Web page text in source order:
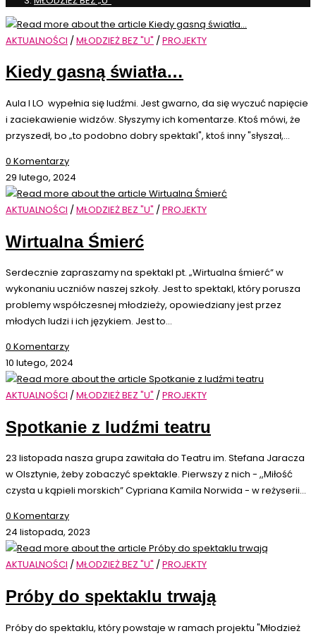
AKTUALNOŚCI /MŁODZIEŻ BEZ "U" /PROJEKTY
Kiedy gasną światła…
Aula I LO wypełnia się ludźmi. Jest gwarno, da się wyczuć napięcie
i zaciekawienie widzów. Słyszymy ich komentarze. Ktoś mówi, że
przyszedł, bo „to podobno dobry spektakl", ktoś inny "słyszał,…
0 Komentarzy
29 lutego, 2024
AKTUALNOŚCI /MŁODZIEŻ BEZ "U" /PROJEKTY
Wirtualna Śmierć
Serdecznie zapraszamy na spektakl pt. „Wirtualna śmierć” w
wykonaniu uczniów naszej szkoły. Jest to spektakl, który porusza
problemy współczesnej młodzieży, opowiedziany jest przez
młodych ludzi i ich językiem. Jest to…
0 Komentarzy
10 lutego, 2024
AKTUALNOŚCI / MŁODZIEŻ BEZ "U" / PROJEKTY
Spotkanie z ludźmi teatru
23 listopada nasza grupa zawitała do Teatru im. Stefana Jaracza
w Olsztynie, żeby zobaczyć spektakle. Pierwszy z nich - ,,Miłość
czysta u kąpieli morskich” Cypriana Kamila Norwida - w reżyserii…
0 Komentarzy
24 listopada, 2023
AKTUALNOŚCI / MŁODZIEŻ BEZ "U" / PROJEKTY
Próby do spektaklu trwają
Próby do spektaklu, który powstaje w ramach projektu "Młodzież